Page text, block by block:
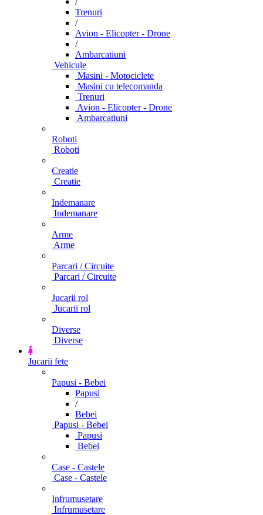
Trenuri
/
Avion - Elicopter - Drone
/
Ambarcatiuni
Vehicule
Masini - Motociclete
Masini cu telecomanda
Trenuri
Avion - Elicopter - Drone
Ambarcatiuni
Roboti
Roboti
Creatie
Creatie
Indemanare
Indemanare
Arme
Arme
Parcari / Circuite
Parcari / Circuite
Jucarii rol
Jucarii rol
Diverse
Diverse
Jucarii fete
Papusi - Bebei
Papusi
/
Bebei
Papusi - Bebei
Papusi
Bebei
Case - Castele
Case - Castele
Infrumusetare
Infrumusetare